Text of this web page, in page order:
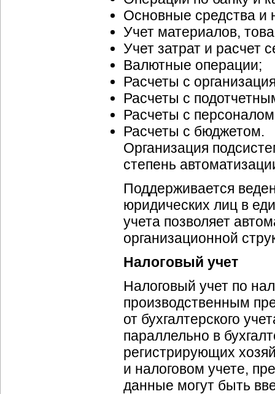
Основные средства и
Учет материалов,
Учет затрат и расчет
Валютные операции;
Расчеты с
Расчеты с
Расчеты с
Расчеты с бюджетом.
Организация
степень
Поддерживается
юридических лиц в
учета позволяет
организационной
Налоговый учет
Налоговый учет по
производственным
от бухгалтерского
параллельно в
регистрирующих
и налоговом учете,
данные могут быть